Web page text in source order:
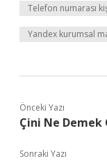
Telefon numarası
Yandex kurumsal
Önceki Yazı
Çini Ne Demek
Sonraki Yazı